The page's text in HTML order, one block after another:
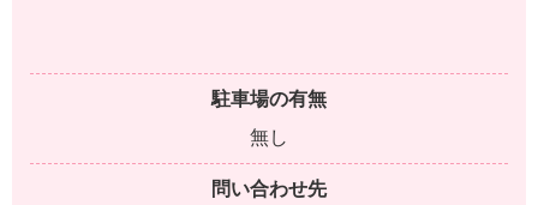
駐車場の有無
無し
問い合わせ先